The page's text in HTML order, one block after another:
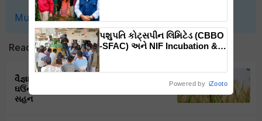
Mushroom Farming
Read next
વૈજ્ઞાનિકોએ વિકસાવી અઢળક ઉત્પાદન આપતી
ઘઉંની સૂપર જાતો, કરી શકશે રોગ અને ગરમી
સહન
પશુપતિ કોટ્સપીન લિમિટેડ (CBBO
-SFAC) અને NIF Incubation &
દાળ મિલ મશીનનું ડેમોસ્ટ્રેશન
Powered by iZooto